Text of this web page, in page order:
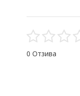
0 Отзива